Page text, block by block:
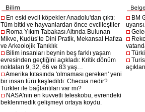
En eski evcil köpekler Anadolu'dan çıktı:
Tüm bitki ve hayvanlardan önce evcilleştiler
Roma Yıkım Tabakası Altında Bulunan
Mikve, Kudüs’te Dini Pratik, Mekansal Hafıza
ve Arkeolojik Tanıklık
Bilim insanları beynin beş farklı yaşam
evresinden geçtiğini açıkladı: Kritik dönüm
noktaları 9, 32, 66 ve 83 yaş…
Amerika kıtasında 'olmaması gereken' yeni
bir insan türü keşfedildi: Checua nedir?
Türkler ile bağlantıları var mı?
NASA'nın en kuvvetli teleskobu, evrendeki
beklenmedik gelişmeyi ortaya koydu.
BM